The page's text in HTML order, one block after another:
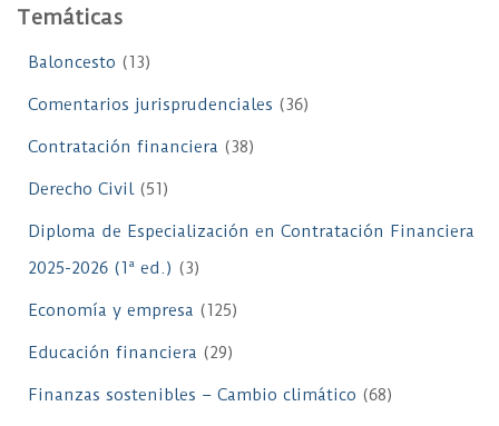
Temáticas
Baloncesto (13)
Comentarios jurisprudenciales (36)
Contratación financiera (38)
Derecho Civil(51)
Diploma de Especialización en Contratación Financiera
2025-2026 (1ª ed.) (3)
Economía y empresa (125)
Educación financiera (29)
Finanzas sostenibles – Cambio climático (68)